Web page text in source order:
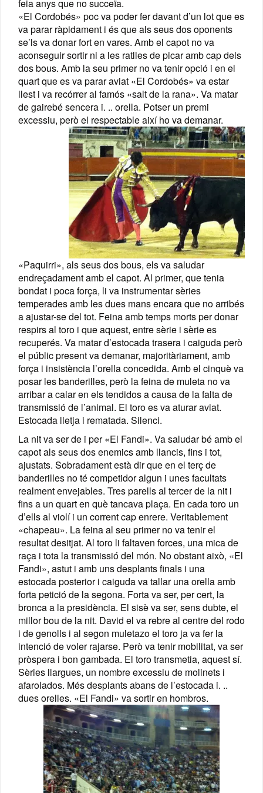
feia anys que no succeïa.
«El Cordobés» poc va poder fer davant d’un lot que es
va parar ràpidament i és que als seus dos oponents
se’ls va donar fort en vares. Amb el capot no va
aconseguir sortir ni a les ratlles de picar amb cap dels
dos bous. Amb la seu primer no va tenir opció i en el
quart que es va parar aviat «El Cordobés» va estar
llest i va recórrer al famós «salt de la rana». Va matar
de gairebé sencera i. .. orella. Potser un premi
excessiu, però el respectable així ho va demanar.
«Paquirri», als seus dos bous, els va saludar
endreçadament amb el capot. Al primer, que tenia
bondat i poca força, li va instrumentar sèries
temperades amb les dues mans encara que no arribés
a ajustar-se del tot. Feina amb temps morts per donar
respirs al toro i que aquest, entre sèrie i sèrie es
recuperés. Va matar d’estocada trasera i caiguda però
el públic present va demanar, majoritàriament, amb
força i insistència l’orella concedida. Amb el cinquè va
posar les banderilles, però la feina de muleta no va
arribar a calar en els tendidos a causa de la falta de
transmissió de l’animal. El toro es va aturar aviat.
Estocada lletja i rematada. Silenci.
La nit va ser de i per «El Fandi». Va saludar bé amb el
capot als seus dos enemics amb llancis, fins i tot,
ajustats. Sobradament està dir que en el terç de
banderilles no té competidor algun i unes facultats
realment envejables. Tres parells al tercer de la nit i
fins a un quart en què tancava plaça. En cada toro un
d’ells al violí i un corrent cap enrere. Veritablement
«chapeau». La feina al seu primer no va tenir el
resultat desitjat. Al toro li faltaven forces, una mica de
raça i tota la transmissió del món. No obstant això, «El
Fandi», astut i amb uns desplants finals i una
estocada posterior i caiguda va tallar una orella amb
forta petició de la segona. Forta va ser, per cert, la
bronca a la presidència. El sisè va ser, sens dubte, el
millor bou de la nit. David el va rebre al centre del rodo
i de genolls i al segon muletazo el toro ja va fer la
intenció de voler rajarse. Però va tenir mobilitat, va ser
pròspera i bon gambada. El toro transmetia, aquest sí.
Sèries llargues, un nombre excessiu de molinets i
afarolados. Més desplants abans de l’estocada i. ..
dues orelles. «El Fandi» va sortir en hombros.